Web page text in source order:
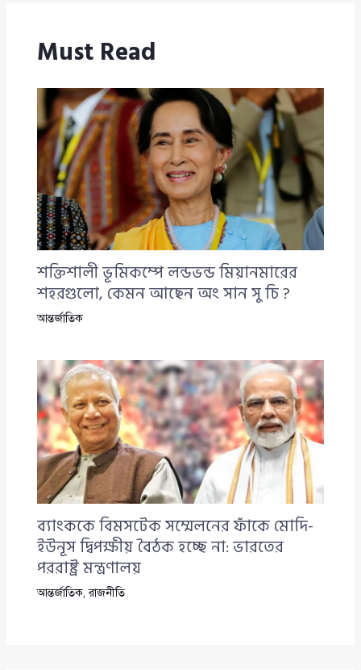
Must Read
শক্তিশালী ভূমিকম্পে লন্ডভন্ড মিয়ানমারের
শহরগুলো, কেমন আছেন অং সান সু চি ?
আন্তর্জাতিক
ব্যাংককে বিমসটেক সম্মেলনের ফাঁকে মোদি-
ইউনূস দ্বিপক্ষীয় বৈঠক হচ্ছে না: ভারতের
পররাষ্ট্র মন্ত্রণালয়
আন্তর্জাতিক,রাজনীতি